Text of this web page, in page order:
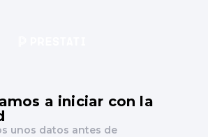
a iniciar con la
unos datos antes de